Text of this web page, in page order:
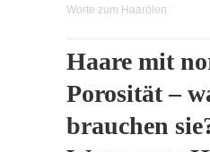
Worte zum Haarölen
Haare mit
Porosität –
brauchen